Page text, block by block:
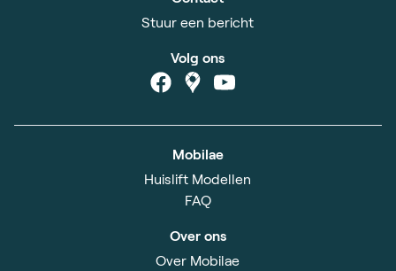
Stuur een bericht
Volg ons
Mobilae
Huislift Modellen
FAQ
Over ons
Over Mobilae